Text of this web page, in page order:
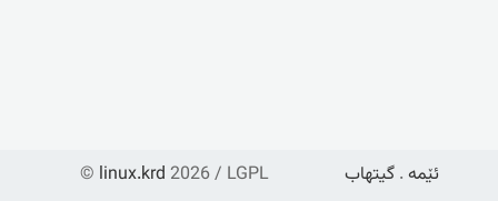
© linux.krd 2026 / LGPL ئێمە . گیتهاب